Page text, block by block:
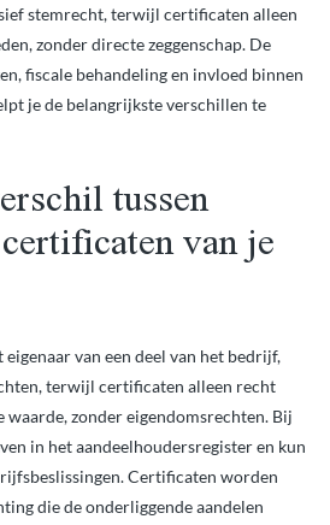
stemrecht, terwijl certificaten alleen
zonder directe zeggenschap. De
fiscale behandeling en invloed binnen
je de belangrijkste verschillen te
tussen
van je
van een deel van het bedrijf,
terwijl certificaten alleen recht
waarde, zonder eigendomsrechten. Bij
in het aandeelhoudersregister en kun
Certificaten worden
die de onderliggende aandelen